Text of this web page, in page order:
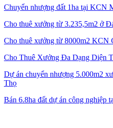
Chuyển nhượng đất 1ha tại
Cho thuê xưởng từ 3.235,5m2 ở
Cho thuê xưởng từ 8000m2 KCN
Cho Thuê Xưởng Đa Dạng Diện
Dự án chuyển nhượng 5.000m2
Thọ
Bán 6.8ha đất dự án công nghiệp